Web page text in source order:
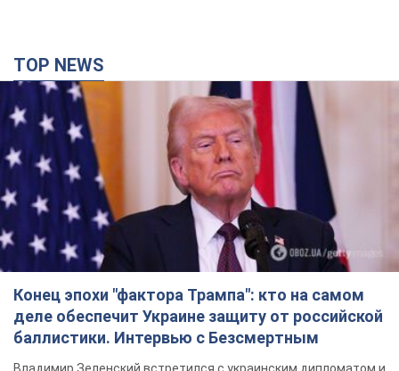
TOP NEWS
Конец эпохи "фактора Трампа": кто на самом
деле обеспечит Украине защиту от российской
баллистики. Интервью с Безсмертным